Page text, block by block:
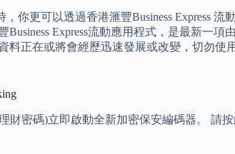
你更可以透過香港滙豐Business Express
Express流動應用程式，是最新一
料正在或將會經歷迅速發展或改變，切勿
財密碼)立即啟動全新加密保安編碼器。